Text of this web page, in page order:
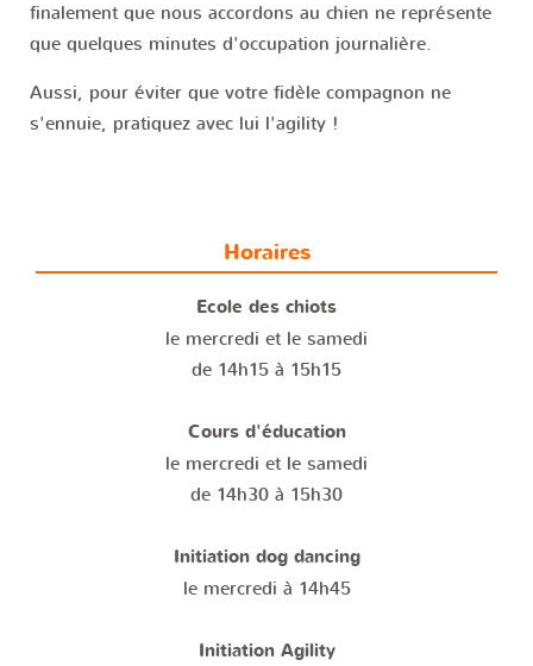
finalement que nous accordons au chien ne représente
que quelques minutes d'occupation journalière.
Aussi, pour éviter que votre fidèle compagnon ne
s'ennuie, pratiquez avec lui l'agility !
Horaires
Ecole des chiots
le mercredi et le samedi
de 14h15 à 15h15
Cours d'éducation
le mercredi et le samedi
de 14h30 à 15h30
Initiation dog dancing
le mercredi à 14h45
Initiation Agility